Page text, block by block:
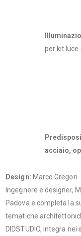
per kit luce
acciaio,
Design: Marco Gregori
Ingegnere e designer,
Padova e completa la
tematiche
DIDSTUDIO, integra